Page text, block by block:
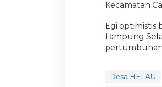
Kecamatan
Egi
Lampung
Desa HELAU